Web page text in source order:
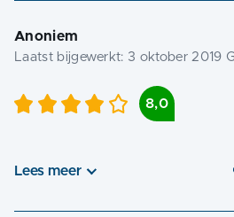
Anoniem
Laatst bijgewerkt: 3 oktober 2019
8,0
Lees meer